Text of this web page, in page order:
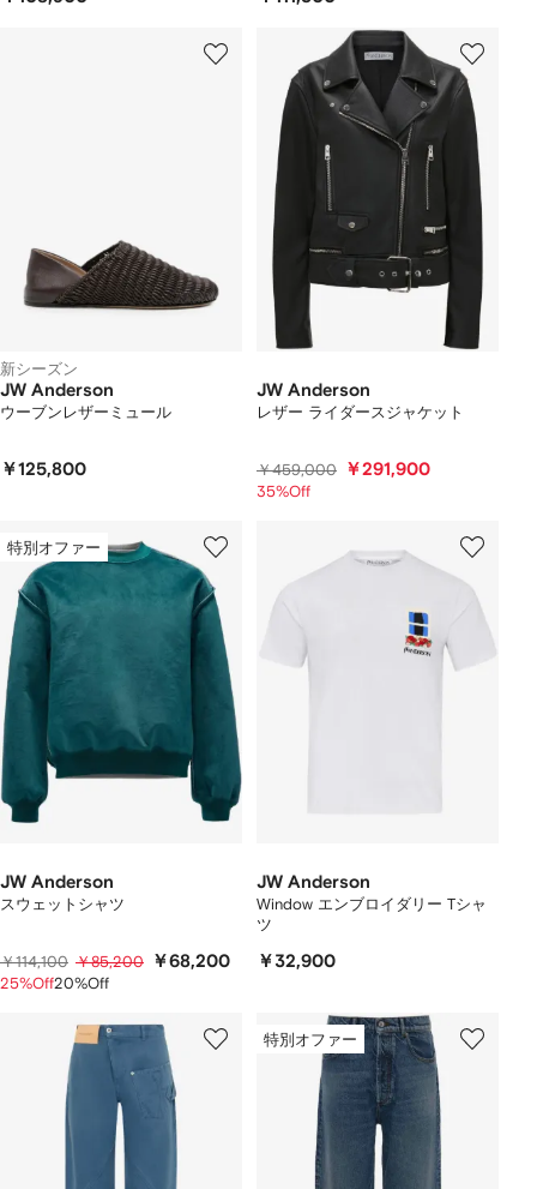
新シーズン
JW Anderson
ウーブンレザーミュール
￥125,800
JW Anderson
レザー ライダースジャケット
￥459,000 ￥291,900
35%Off
特別オファー
JW Anderson
スウェットシャツ
￥114,100 ￥85,200 ￥68,200
25%Off20%Off
JW Anderson
Window エンブロイダリー Tシャ
ツ
￥32,900
特別オファー